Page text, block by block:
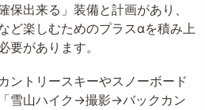
保出来る」装備と計画があり、
ど楽しむためのプラスαを積み上
要があります。
ントリースキーやスノーボード
雪山ハイク→撮影→バックカン